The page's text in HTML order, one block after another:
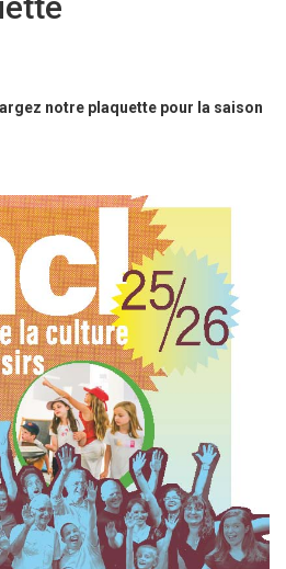
notre plaquette pour la saison